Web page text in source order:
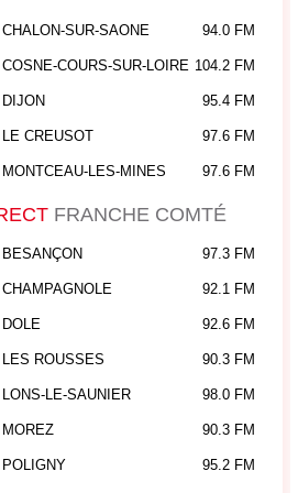
CHALON-SUR-SAONE 94.0 FM
COSNE-COURS-SUR-LOIRE 104.2 FM
DIJON 95.4 FM
LE CREUSOT 97.6 FM
MONTCEAU-LES-MINES 97.6 FM
FRANCHE COMTÉ
BESANÇON 97.3 FM
CHAMPAGNOLE 92.1 FM
DOLE 92.6 FM
LES ROUSSES 90.3 FM
LONS-LE-SAUNIER 98.0 FM
MOREZ 90.3 FM
POLIGNY 95.2 FM